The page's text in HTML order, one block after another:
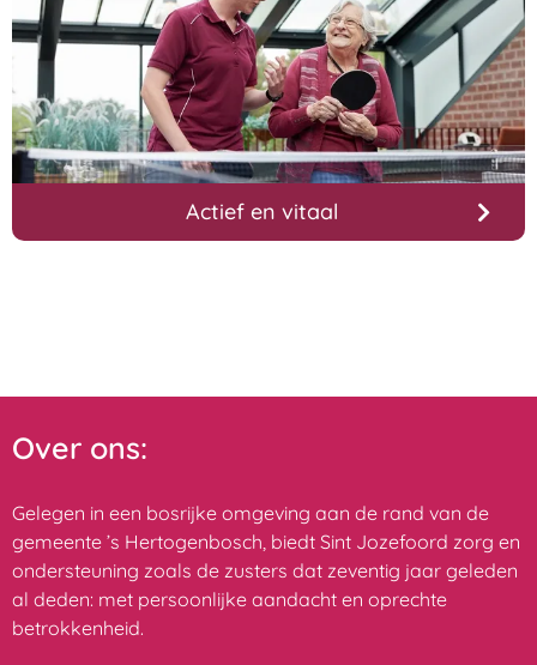
Actief en vitaal
Over ons:
Gelegen in een bosrijke omgeving aan de rand van de
gemeente ’s Hertogenbosch, biedt Sint Jozefoord zorg en
ondersteuning zoals de zusters dat zeventig jaar geleden
al deden: met persoonlijke aandacht en oprechte
betrokkenheid.